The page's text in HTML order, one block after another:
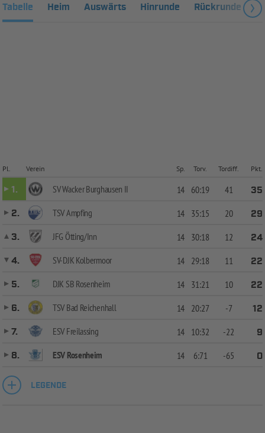
Tabelle Heim Auswärts Hinrunde Rückrunde
Pl. Verein Sp. Torv. Tordiff. Pkt.
1. SV Wacker Burghausen II 14 60:19 41
35
2.
TSV Ampfing 14 35:15 20
29
3.
JFG Ötting/Inn 14 30:18 12
24
4.
SV-DJK Kolbermoor 14 29:18 11
22
5.
DJK SB Rosenheim 14 31:21 10
22
6.
TSV Bad Reichenhall 14 20:27 -7
12
7.
ESV Freilassing 14 10:32 -22
9
8.
ESV Rosenheim 14 6:71 -65 0
LEGENDE